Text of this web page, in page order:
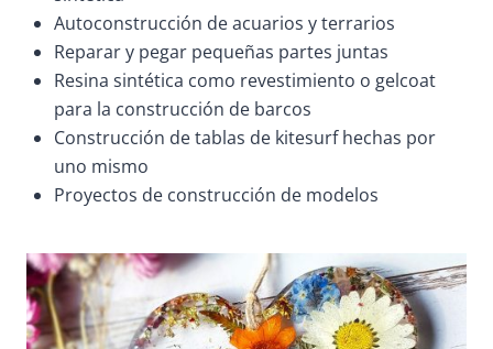
Autoconstrucción de acuarios y terrarios
Reparar y pegar pequeñas partes juntas
Resina sintética como revestimiento o gelcoat
para la construcción de barcos
Construcción de tablas de kitesurf hechas por
uno mismo
Proyectos de construcción de modelos